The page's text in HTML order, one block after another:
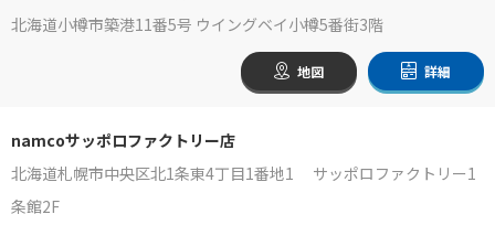
北海道小樽市築港11番5号 ウイングベイ小樽5番街3階
地図 詳細
namcoサッポロファクトリー店
北海道札幌市中央区北1条東4丁目1番地1 サッポロファクトリー1
条館2F